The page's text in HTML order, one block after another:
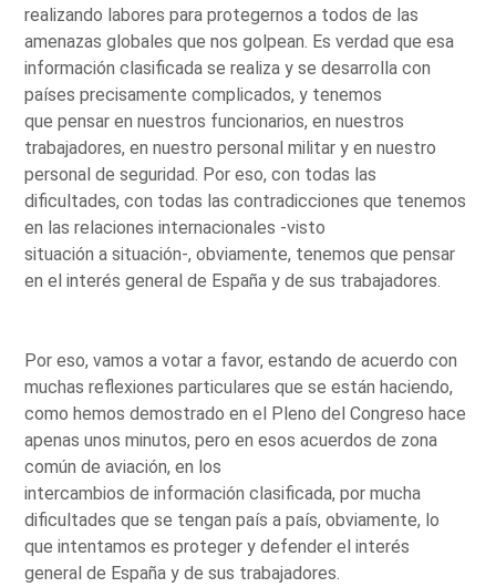
realizando labores para protegernos a todos de las
amenazas globales que nos golpean. Es verdad que esa
información clasificada se realiza y se desarrolla con
países precisamente complicados, y tenemos
que pensar en nuestros funcionarios, en nuestros
trabajadores, en nuestro personal militar y en nuestro
personal de seguridad. Por eso, con todas las
dificultades, con todas las contradicciones que tenemos
en las relaciones internacionales -visto
situación a situación-, obviamente, tenemos que pensar
en el interés general de España y de sus trabajadores.
Por eso, vamos a votar a favor, estando de acuerdo con
muchas reflexiones particulares que se están haciendo,
como hemos demostrado en el Pleno del Congreso hace
apenas unos minutos, pero en esos acuerdos de zona
común de aviación, en los
intercambios de información clasificada, por mucha
dificultades que se tengan país a país, obviamente, lo
que intentamos es proteger y defender el interés
general de España y de sus trabajadores.